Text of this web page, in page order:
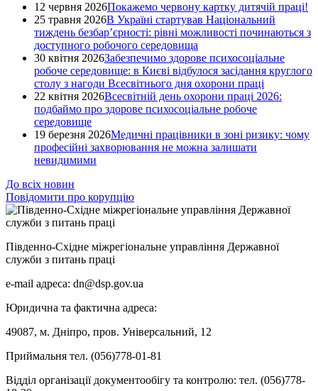
12 червня 2026Покажемо червону картку дитячій праці!
25 травня 2026В Україні стартував Національний
тиждень безбар’єрності: рівні можливості починаються з
доступного робочого середовища
30 квітня 2026Забезпечимо здорове психосоціальне
робоче середовище: в Києві відбулося засідання круглого
столу з нагоди Всесвітнього дня охорони праці
22 квітня 2026Всесвітній день охорони праці 2026:
подбаймо про здорове психосоціальне робоче
середовище
19 березня 2026Медичні працівники в зоні ризику: чому
професійні захворювання не можна залишати
невидимими
До всіх новин
Повідомити про корупцію
Південно-Східне міжрегіональне управління Державної
служби з питань праці
e-mail адреса: dn@dsp.gov.ua
Юридична та фактична адреса:
49087, м. Дніпро, пров. Універсальний, 12
Приймальня тел. (056)778-01-81
Відділ організації документообігу та контролю: тел. (056)778-